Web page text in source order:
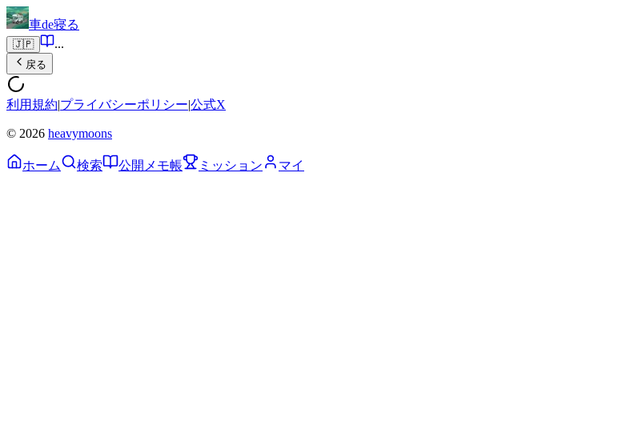
車de寝る
🇯🇵 ...
戻る
利用規約|プライバシーポリシー|公式X
© 2026 heavymoons
ホーム 検索 公開メモ帳 ミッション マイ